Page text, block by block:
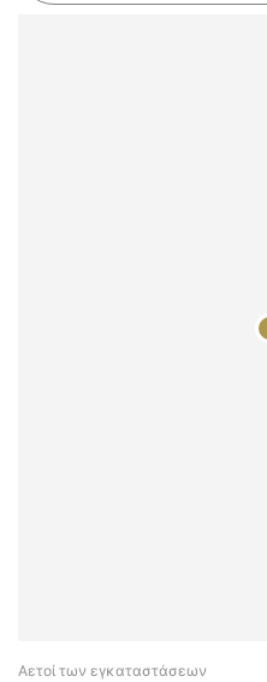
Αετοί των εγκαταστάσεων